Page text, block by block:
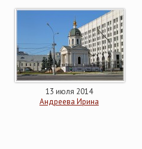
13 июля 2014
Андреева Ирина